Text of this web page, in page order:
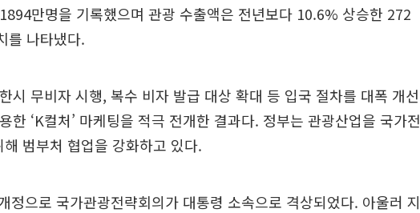
만명을 기록했으며 관광 수출액은 전년보다 10.6% 상승한 272
를 나타냈다.
시 무비자 시행, 복수 비자 발급 대상 확대 등 입국 절차를 대폭 개선
한 ‘K컬처’ 마케팅을 적극 전개한 결과다. 정부는 관광산업을 국가전
범부처 협업을 강화하고 있다.
정으로 국가관광전략회의가 대통령 소속으로 격상되었다. 아울러 지